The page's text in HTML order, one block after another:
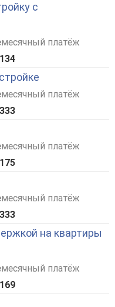
с
платёж
платёж
платёж
платёж
на квартиры
платёж